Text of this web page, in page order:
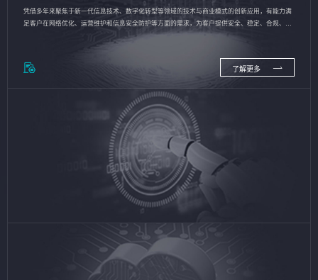
凭借多年来聚焦于新一代信息技术、数字化转型等领域的技术与商业模式的创新应用，有能力满
足客户在网络优化、运营维护和信息安全防护等方面的需求，为客户提供安全、稳定、合规、持
了解更多